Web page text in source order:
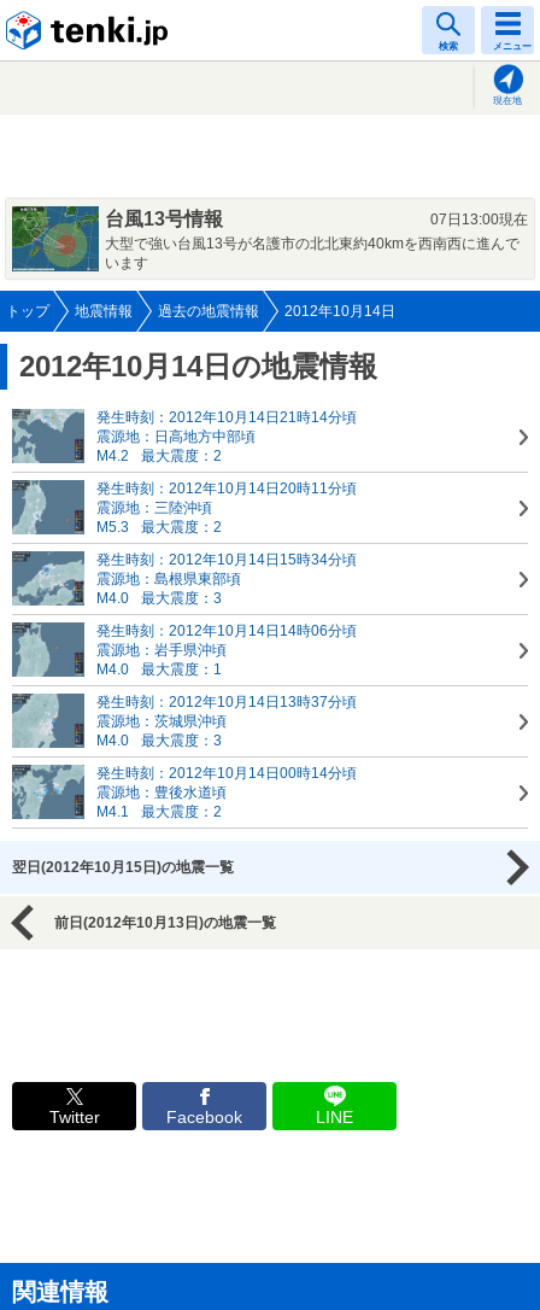
検索 メニュー
現在地
台風13号情報
07日13:00現在
大型で強い台風13号が名護市の北北東約40kmを西南西に進んで
います
トップ 地震情報 過去の地震情報 2012年10月14日
2012年10月14日の地震情報
発生時刻：2012年10月14日21時14分頃
震源地：日高地方中部頃
M4.2
最大震度：2
発生時刻：2012年10月14日20時11分頃
震源地：三陸沖頃
M5.3
最大震度：2
発生時刻：2012年10月14日15時34分頃
震源地：島根県東部頃
M4.0
最大震度：3
発生時刻：2012年10月14日14時06分頃
震源地：岩手県沖頃
M4.0
最大震度：1
発生時刻：2012年10月14日13時37分頃
震源地：茨城県沖頃
M4.0
最大震度：3
発生時刻：2012年10月14日00時14分頃
震源地：豊後水道頃
M4.1
最大震度：2
翌日(2012年10月15日)の地震一覧
前日(2012年10月13日)の地震一覧
Twitter Facebook LINE
関連情報